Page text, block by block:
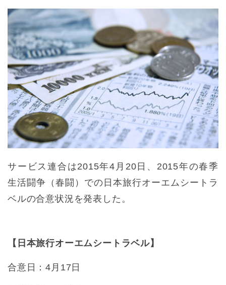
サービス連合は2015年4月20日、2015年の春季
生活闘争（春闘）での日本旅行オーエムシートラ
ベルの合意状況を発表した。
【日本旅行オーエムシートラベル】
合意日：4月17日